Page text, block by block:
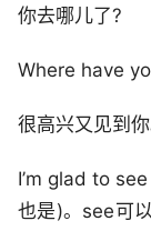
你去哪儿了?
Where have
很高兴又见到你
I’m glad to
也是)。see可